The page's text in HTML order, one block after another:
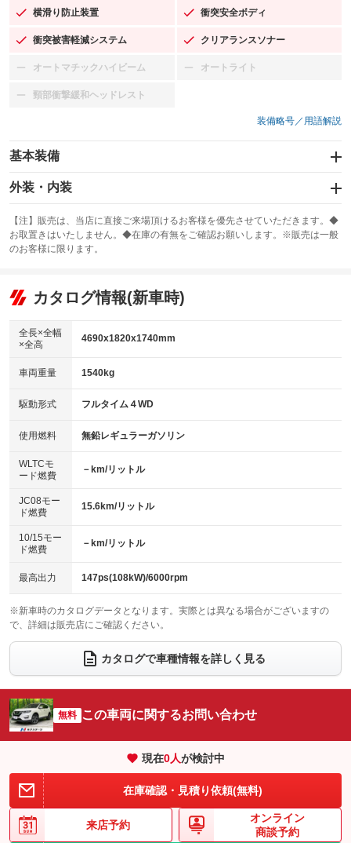
横滑り防止装置
：装備あり 衝突安全ボディ
：装備あり
衝突被害軽減システム
：装備あり クリアランスソナー
：装備あり
オートマチックハイビーム
：装備なし オートライト
：装備なし
頸部衝撃緩和ヘッドレスト
：装備なし
装備略号／用語解説
基本装備
エアバッグ：運転席/助手席
：装備あり
：装備なし
サンルーフ
：装備なし ABS
リフトアップ
：装備なし
：装備なし
パワーウィンドウ
アイドリングストップ
：装備あり
USB入力端子
：装備あり
100V電源
：装備なし
センターデフロック
：装備なし
電動格納ミラー
：装備あり
外装・内装
カーナビ：SDナビ
：装備あり
TV：フルセグ
：装備あり
ビジュアル
：装備なし
アルミホイール：18インチ
：装備あり
HID(キセノンライト)
バックカメラ
エアロ
：装備なし
ローダウン
：装備なし
ベンチシート
：装備なし
チップアップシート
：装備なし
電動格納サードシート
：装備なし シートヒーター
：装備なし
ウォークスルー
電動リアゲート フロントカメラ
：装備あり
シートエアコン
：装備なし 全周囲カメラ
：装備あり
サイドカメラ
：装備あり ルーフレール
：装備あり
エアサスペンション ヘッドライトウォッシャー
【注】販売は、当店に直接ご来場頂けるお客様を優先させていただきます。◆
お取置きはいたしません。◆在庫の有無をご確認お願いします。※販売は一般
のお客様に限ります。
カタログ情報(新車時)
全長×全幅
×全高
4690x1820x1740mm
車両重量 1540kg
駆動形式 フルタイム４WD
使用燃料 無鉛レギュラーガソリン
WLTCモ
ード燃費
－km/リットル
JC08モー
ド燃費
15.6km/リットル
10/15モー
ド燃費
－km/リットル
最高出力 147ps(108kW)/6000rpm
※新車時のカタログデータとなります。実際とは異なる場合がございますの
で、詳細は販売店にご確認ください。
カタログで車種情報を詳しく見る
無料 この車両に関するお問い合わせ
現在0人が検討中
在庫確認・見積り依頼(無料)
来店予約
オンライン
商談予約